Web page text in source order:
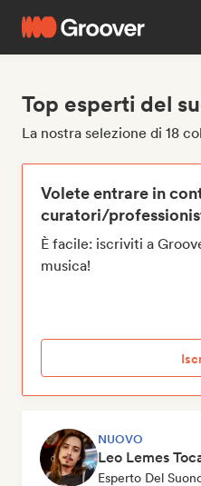
Top esperti del
La nostra selezione di 18
Volete entrare in
curatori/
È facile: iscriviti a
musica!
NUOVO
Leo Lemes
Esperto Del